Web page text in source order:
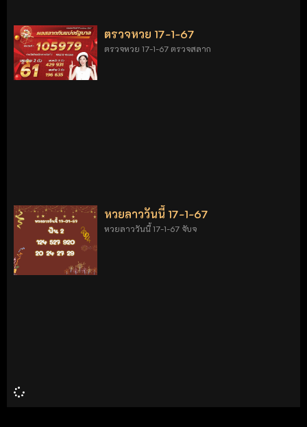
ตรวจหวย 17-1-67
ตรวจหวย 17-1-67 ตรวจสลาก
หวยลาววันนี้ 17-1-67
หวยลาววันนี้ 17-1-67 จับจ